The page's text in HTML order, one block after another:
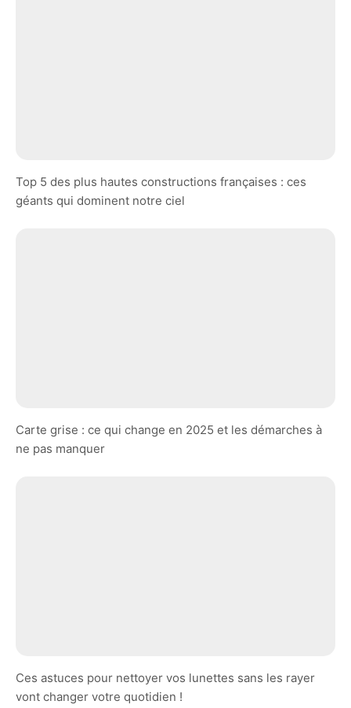
Top 5 des plus hautes constructions françaises : ces
géants qui dominent notre ciel
Carte grise : ce qui change en 2025 et les démarches à
ne pas manquer
Ces astuces pour nettoyer vos lunettes sans les rayer
vont changer votre quotidien !